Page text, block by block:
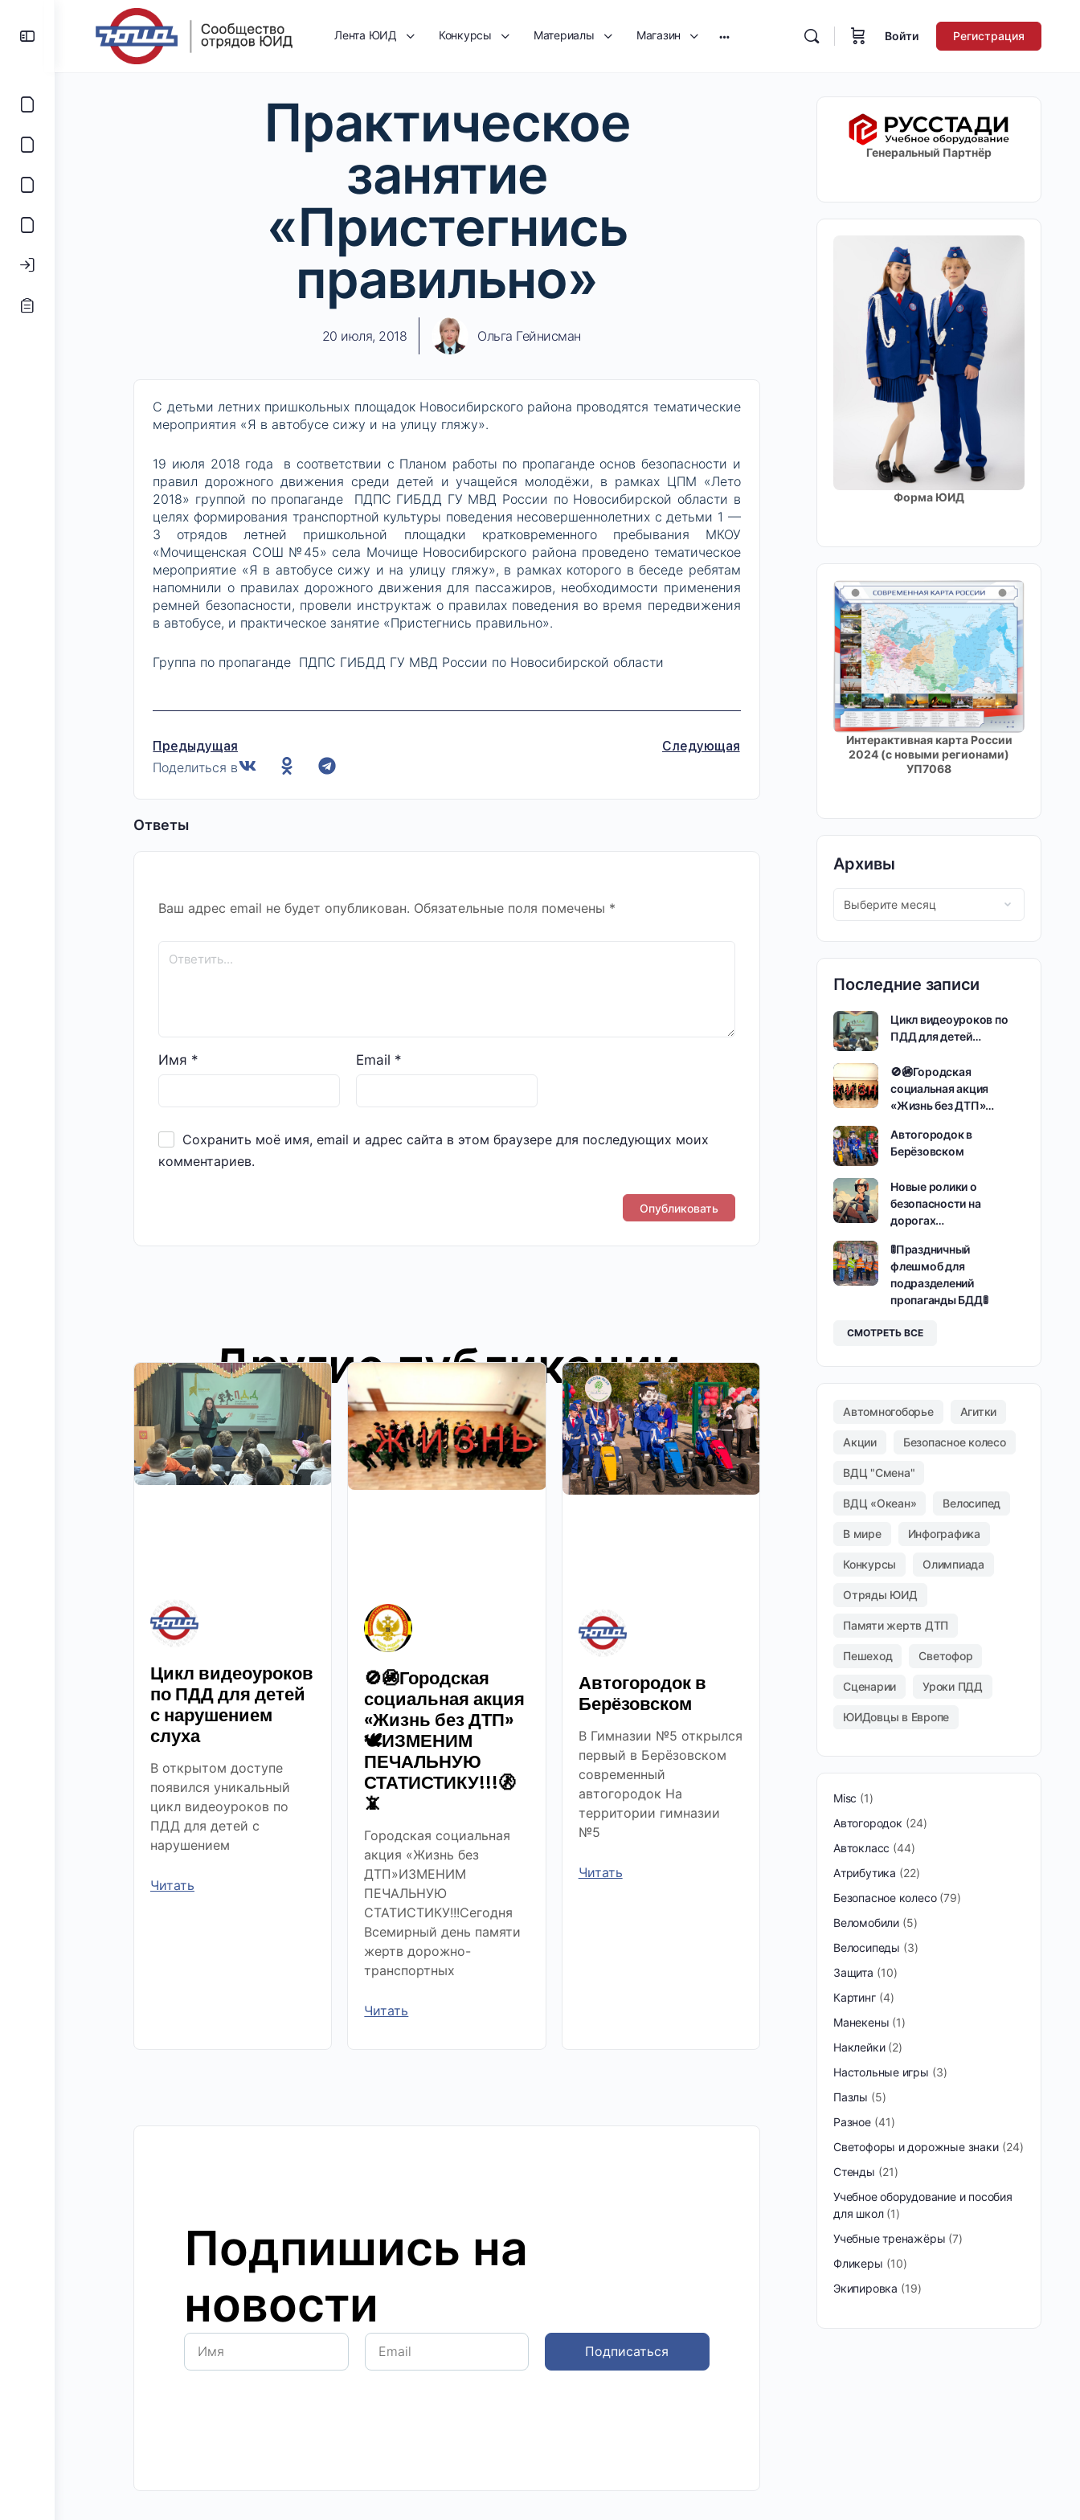
Лента ЮИД Конкурсы Материалы Магазин Войти Регистрация
Практическое
занятие
«Пристегнись
правильно»
20 июля, 2018 Ольга Гейнисман
С детьми летних пришкольных площадок Новосибирского района проводятся тематические
мероприятия «Я в автобусе сижу и на улицу гляжу».
19 июля 2018 года в соответствии с Планом работы по пропаганде основ безопасности и
правил дорожного движения среди детей и учащейся молодёжи, в рамках ЦПМ «Лето
2018» группой по пропаганде ПДПС ГИБДД ГУ МВД России по Новосибирской области в
целях формирования транспортной культуры поведения несовершеннолетних с детьми 1 —
3 отрядов летней пришкольной площадки кратковременного пребывания МКОУ
«Мочищенская СОШ №45» села Мочище Новосибирского района проведено тематическое
мероприятие «Я в автобусе сижу и на улицу гляжу», в рамках которого в беседе ребятам
напомнили о правилах дорожного движения для пассажиров, необходимости применения
ремней безопасности, провели инструктаж о правилах поведения во время передвижения
в автобусе, и практическое занятие «Пристегнись правильно».
Группа по пропаганде ПДПС ГИБДД ГУ МВД России по Новосибирской области
Предыдущая Следующая
Поделиться в
Ответы
Ваш адрес email не будет опубликован. Обязательные поля помечены *
Имя * Email *
Сохранить моё имя, email и адрес сайта в этом браузере для последующих моих
комментариев.
Другие публикации
Цикл видеоуроков
по ПДД для детей
с нарушением
слуха
В открытом доступе
появился уникальный
цикл видеоуроков по
ПДД для детей с
нарушением
Читать
🚫🚳Городская
социальная акция
«Жизнь без ДТП»
🕊ИЗМЕНИМ
ПЕЧАЛЬНУЮ
СТАТИСТИКУ!!!🚷
📵
Городская социальная
акция «Жизнь без
ДТП»ИЗМЕНИМ
ПЕЧАЛЬНУЮ
СТАТИСТИКУ!!!Сегодня
Всемирный день памяти
жертв дорожно-
транспортных
Читать
Автогородок в
Берёзовском
В Гимназии №5 открылся
первый в Берёзовском
современный
автогородок На
территории гимназии
№5
Читать
Подпишись на
новости
Подписаться
Генеральный Партнёр
Форма ЮИД
Интерактивная карта России
2024 (с новыми регионами)
УП7068
Архивы
Последние записи
Цикл видеоуроков по
ПДД для детей…
🚫🚳Городская
социальная акция
«Жизнь без ДТП»…
Автогородок в
Берёзовском
Новые ролики о
безопасности на
дорогах…
🚦Праздничный
флешмоб для
подразделений
пропаганды БДД🚦
СМОТРЕТЬ ВСЕ
Автомногоборье Агитки
Акции Безопасное колесо
ВДЦ "Смена"
ВДЦ «Океан» Велосипед
В мире Инфографика
Конкурсы Олимпиада
Отряды ЮИД
Памяти жертв ДТП
Пешеход Светофор
Сценарии Уроки ПДД
ЮИДовцы в Европе
Misc
1
Автогородок
24
Автокласс 44
Атрибутика
22
Безопасное колесо 79
Веломобили 5
Велосипеды
3
Защита
10
Картинг 4
Манекены 1
Наклейки 2
Настольные игры
3
Пазлы
5
Разное 41
Светофоры и дорожные знаки
24
Стенды
21
Учебное оборудование и пособия
для школ 1
Учебные тренажёры 7
Фликеры
10
Экипировка
19